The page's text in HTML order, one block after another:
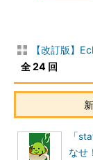
【改訂版】
全 24 回
「
なせ！